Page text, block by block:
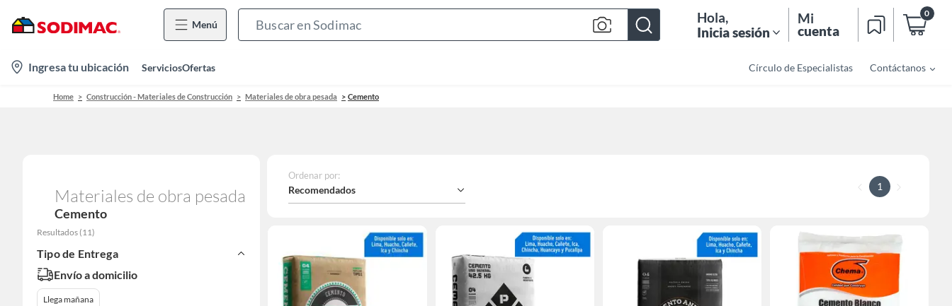
Menú
Bar
Hola,
Inicia sesión
Mi
cuenta
0
location-
icon
Ingresa tu ubicación ServiciosOfertas Círculo de Especialistas Contáctanos
Home Construcción - Materiales de Construcción Materiales de obra pesada Cemento
Materiales de obra pesada
Cemento
Resultados (11)
Tipo de Entrega
Envío a domicilio
Llega mañana
Ordenar por:
Recomendados 1